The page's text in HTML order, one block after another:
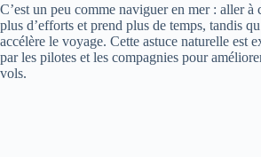
C’est un peu comme naviguer en mer : aller à
plus d’efforts et prend plus de temps, tandis
accélère le voyage. Cette astuce naturelle est
par les pilotes et les compagnies pour
vols.